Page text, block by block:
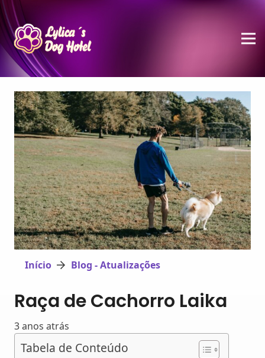
Início Blog - Atualizações
Raça de Cachorro Laika
3 anos atrás
Tabela de Conteúdo